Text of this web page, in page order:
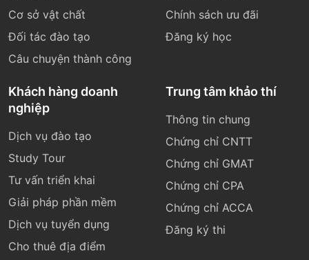
Cơ sở vật chất
Đối tác đào tạo
Câu chuyện thành công
Chính sách ưu đãi
Đăng ký học
Khách hàng doanh
nghiệp
Dịch vụ đào tạo
Study Tour
Tư vấn triển khai
Giải pháp phần mềm
Dịch vụ tuyển dụng
Cho thuê địa điểm
Trung tâm khảo thí
Thông tin chung
Chứng chỉ CNTT
Chứng chỉ GMAT
Chứng chỉ CPA
Chứng chỉ ACCA
Đăng ký thi